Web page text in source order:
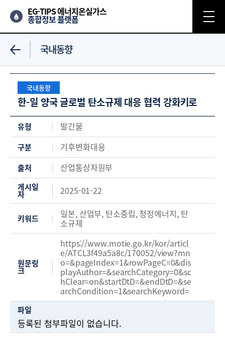
EG-TIPS 에너지온실가스
종합정보 플랫폼
국내동향
국내동향
한-일 양국 글로벌 탄소규제 대응 협력 강화키로
유형 발간물
구분 기후변화대응
출처 산업통상자원부
게시일
자 2025-01-22
키워드 일본, 산업부, 탄소중립, 청정에너지, 탄
소규제
원문링
크
https://www.motie.go.kr/kor/articl
e/ATCL3f49a5a8c/170052/view?mn
o=&pageIndex=1&rowPageC=0&dis
playAuthor=&searchCategory=0&sc
hClear=on&startDtD=&endDtD=&se
archCondition=1&searchKeyword=
파일
등록된 첨부파일이 없습니다.